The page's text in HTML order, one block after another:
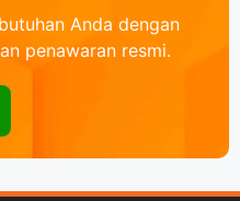
Anda dengan
penawaran resmi.